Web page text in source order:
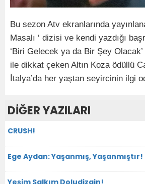
Bu sezon Atv ekranlarında
Masalı ‘ dizisi ve kendi yazdığı
‘Biri Gelecek ya da Bir Şey
ile dikkat çeken Altın Koza ödüllü
İtalya’da her yaştan seyircinin ilgi
DİĞER YAZILARI
CRUSH!
Ege Aydan: Yaşanmış, Yaşanmıştır!
Yeşim Salkım Doludizgin!